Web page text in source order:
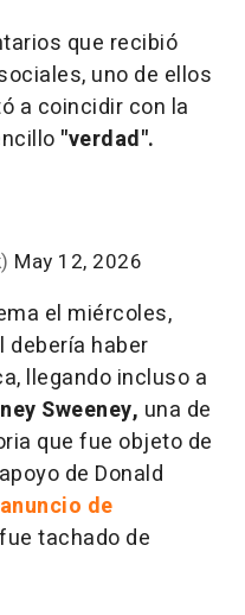
que recibió
uno de ellos
a coincidir con la
"verdad".
May 12, 2026
el miércoles,
debería haber
llegando incluso a
Sweeney, una de
que fue objeto de
de Donald
de
tachado de